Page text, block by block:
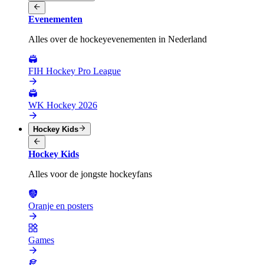
Evenementen
Alles over de hockeyevenementen in Nederland
FIH Hockey Pro League
WK Hockey 2026
Hockey Kids
Hockey Kids
Alles voor de jongste hockeyfans
Oranje en posters
Games